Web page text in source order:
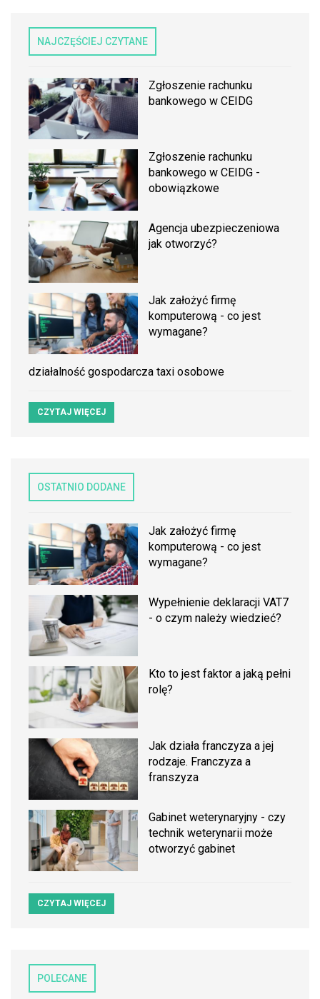
NAJCZĘŚCIEJ CZYTANE
Zgłoszenie rachunku
bankowego w CEIDG
Zgłoszenie rachunku
bankowego w CEIDG -
obowiązkowe
Agencja ubezpieczeniowa
jak otworzyć?
Jak założyć firmę
komputerową - co jest
wymagane?
działalność gospodarcza taxi osobowe
CZYTAJ WIĘCEJ
OSTATNIO DODANE
Jak założyć firmę
komputerową - co jest
wymagane?
Wypełnienie deklaracji VAT7
- o czym należy wiedzieć?
Kto to jest faktor a jaką pełni
rolę?
Jak działa franczyza a jej
rodzaje. Franczyza a
franszyza
Gabinet weterynaryjny - czy
technik weterynarii może
otworzyć gabinet
CZYTAJ WIĘCEJ
POLECANE